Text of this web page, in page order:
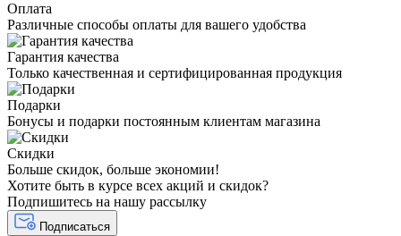
Оплата
Различные способы оплаты для вашего удобства
Гарантия качества
Только качественная и сертифицированная продукция
Подарки
Бонусы и подарки постоянным клиентам магазина
Скидки
Больше скидок, больше экономии!
Хотите быть в курсе всех акций и скидок?
Подпишитесь на нашу рассылку
Подписаться